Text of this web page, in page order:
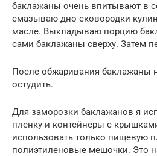
баклажаны очень впитывают в
смазываю дно сковородки
масле. Выкладываю порцию
сами баклажаны сверху. Затем
После обжаривания баклажаны
остудить.
Для заморозки баклажанов я
пленку и контейнеры с
использовать только пищевую
полиэтиленовые мешочки. Это